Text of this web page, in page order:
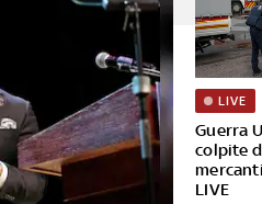
Guerra
colpite
LIVE
LIVE